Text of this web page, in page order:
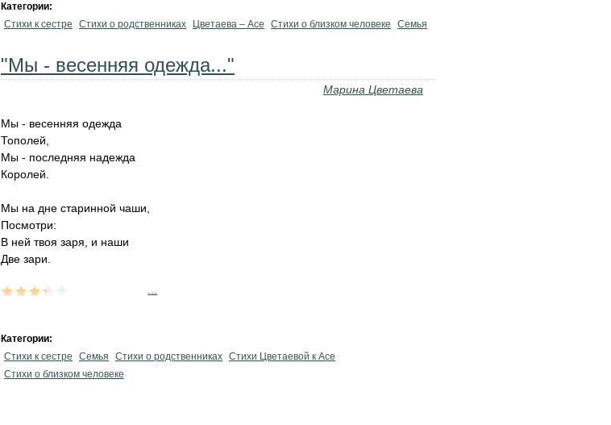
Категории:
Стихи к сестре
Стихи о родственниках Цветаева – Асе Стихи о близком человеке Семья
"Мы - весенняя одежда..."
Марина Цветаева
Мы - весенняя одежда
Тополей,
Мы - последняя надежда
Королей.
Мы на дне старинной чаши,
Посмотри:
В ней твоя заря, и наши
Две зари.
Категории:
Стихи к сестре
Семья Стихи о родственниках Стихи Цветаевой к Асе
Стихи о близком человеке